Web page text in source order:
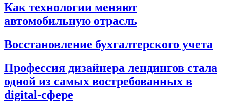
Как технологии меняют
автомобильную отрасль
Восстановление бухгалтерского учета
Профессия дизайнера лендингов стала
одной из самых востребованных в
digital-сфере